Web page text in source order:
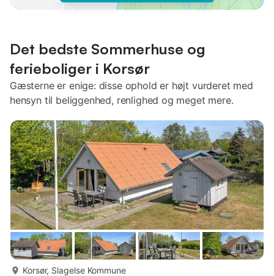
Det bedste Sommerhuse og
ferieboliger i Korsør
Gæsterne er enige: disse ophold er højt vurderet med
hensyn til beliggenhed, renlighed og meget mere.
Korsør, Slagelse Kommune